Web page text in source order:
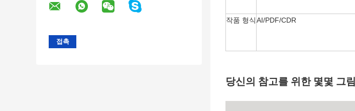
작품 형식AI/PDF/CDR
당신의 참고를 위한 몇몇 그림